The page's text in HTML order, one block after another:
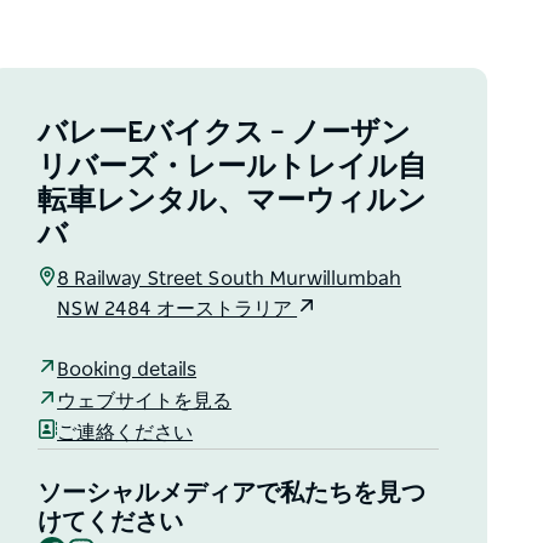
バレーEバイクス – ノーザン
リバーズ・レールトレイル自
転車レンタル、マーウィルン
バ
8 Railway Street South Murwillumbah
NSW 2484 オーストラリア
Booking details
ウェブサイトを見る
ご連絡ください
ソーシャルメディアで私たちを見つ
けてください